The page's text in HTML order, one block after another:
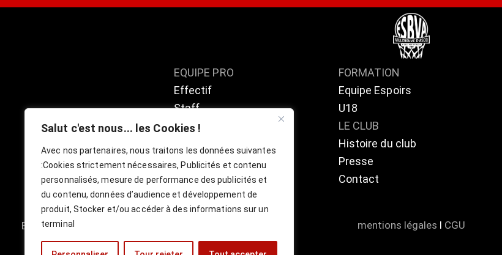
Salut c'est nous... les Cookies !
Avec nos partenaires, nous traitons les données suivantes
:Cookies strictement nécessaires, Publicités et contenu
personnalisés, mesure de performance des publicités et
du contenu, données d’audience et développement de
produit, Stocker et/ou accéder à des informations sur un
terminal
EQUIPE PRO
Effectif
Staff
Calendrier / résultats
Classement
FORMATION
Equipe Espoirs
U18
LE CLUB
Histoire du club
Presse
Contact
Boutique mentions légales l CGU